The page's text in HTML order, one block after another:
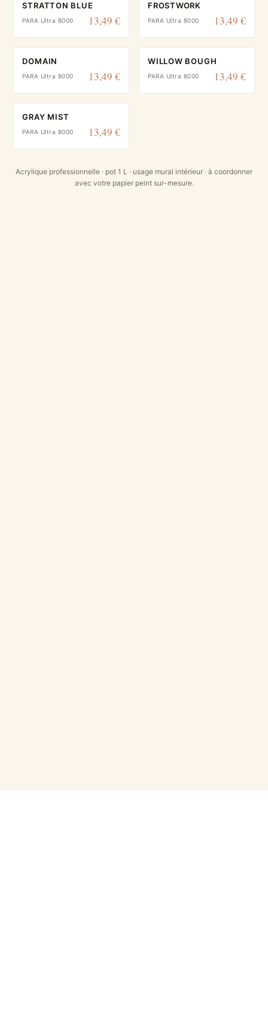
STRATTON BLUE
PARA Ultra 8000 13,49 €
FROSTWORK
PARA Ultra 8000 13,49 €
DOMAIN
PARA Ultra 8000 13,49 €
WILLOW BOUGH
PARA Ultra 8000 13,49 €
GRAY MIST
PARA Ultra 8000 13,49 €
Acrylique professionnelle · pot 1 L · usage mural intérieur · à coordonner
avec votre papier peint sur-mesure.